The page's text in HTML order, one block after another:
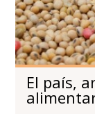
El país,